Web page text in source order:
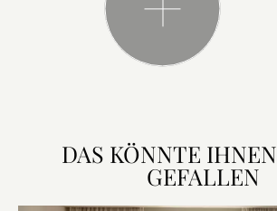
DAS KÖNNTE
GEFALLEN